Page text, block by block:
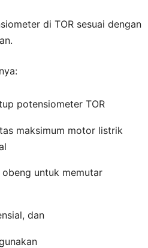
di TOR sesuai dengan
potensiometer TOR
maksimum motor listrik
untuk memutar
dan